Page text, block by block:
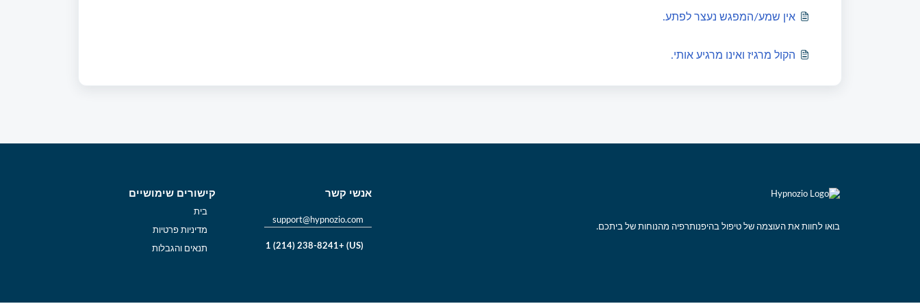
אין שמע/המפגש נעצר לפתע.
הקול מרגיז ואינו מרגיע אותי.
בואו לחוות את העוצמה של טיפול בהיפנותרפיה מהנוחות של ביתכם.
אנשי קשר
support@hypnozio.com
(US) +1 (214) 238-8241
קישורים שימושיים
בית
מדיניות פרטיות
תנאים והגבלות